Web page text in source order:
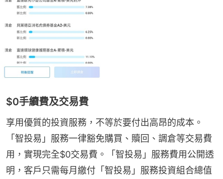
$0手續費及交易費
享用優質的投資服務，不等於要付出高昂的成本。
「智投易」服務一律豁免購買、贖回、調倉等交易費
用，實現完全$0交易費。「智投易」服務費用公開透
明，客戶只需每月繳付「智投易」服務投資組合總值